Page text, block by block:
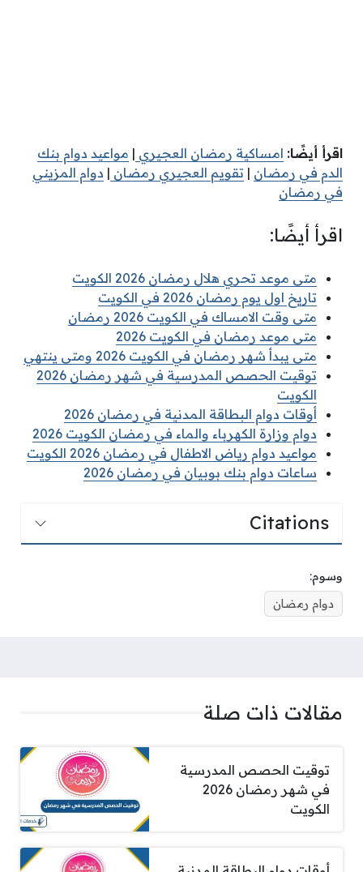
اقرأ أيضًا: امساكية رمضان العجيري | مواعيد دوام بنك
الدم في رمضان | تقويم العجيري رمضان | دوام المزيني
في رمضان
اقرأ أيضًا:
متى موعد تحري هلال رمضان 2026 الكويت
تاريخ اول يوم رمضان 2026 في الكويت
متى وقت الامساك في الكويت 2026 رمضان
متى موعد رمضان في الكويت 2026
متى يبدأ شهر رمضان في الكويت 2026 ومتى ينتهي
توقيت الحصص المدرسية في شهر رمضان 2026
الكويت
أوقات دوام البطاقة المدنية في رمضان 2026
دوام وزارة الكهرباء والماء في رمضان الكويت 2026
مواعيد دوام رياض الاطفال في رمضان 2026 الكويت
ساعات دوام بنك بوبيان في رمضان 2026
Citations
وسوم:
دوام رمضان
مقالات ذات صلة
توقيت الحصص المدرسية
في شهر رمضان 2026
الكويت